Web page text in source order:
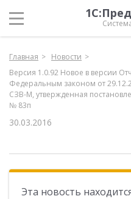
Главная
Новости
Версия 1.0.92 Новое в версии
Федеральным законом от
СЗВ-М, утвержденная
№ 83п
30.03.2016
Эта новость